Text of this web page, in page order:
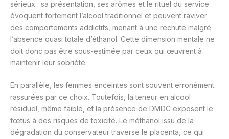
sérieux : sa présentation, ses arômes et le rituel du service
évoquent fortement l’alcool traditionnel et peuvent raviver
des comportements addictifs, menant à une rechute malgré
l’absence quasi totale d’éthanol. Cette dimension mentale ne
doit donc pas être sous-estimée par ceux qui œuvrent à
maintenir leur sobriété.
En parallèle, les femmes enceintes sont souvent erronément
rassurées par ce choix. Toutefois, la teneur en alcool
résiduel, même faible, et la présence de DMDC exposent le
fœtus à des risques de toxicité. Le méthanol issu de la
dégradation du conservateur traverse le placenta, ce qui